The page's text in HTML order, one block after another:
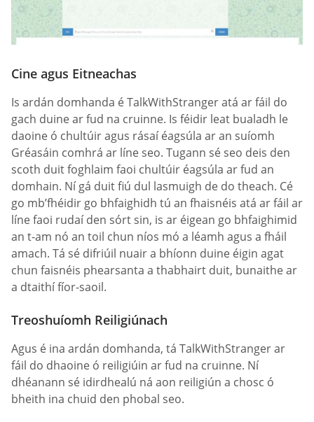
Cine agus Eitneachas
Is ardán domhanda é TalkWithStranger atá ar fáil do
gach duine ar fud na cruinne. Is féidir leat bualadh le
daoine ó chultúir agus rásaí éagsúla ar an suíomh
Gréasáin comhrá ar líne seo. Tugann sé seo deis den
scoth duit foghlaim faoi chultúir éagsúla ar fud an
domhain. Ní gá duit fiú dul lasmuigh de do theach. Cé
go mb’fhéidir go bhfaighidh tú an fhaisnéis atá ar fáil ar
líne faoi rudaí den sórt sin, is ar éigean go bhfaighimid
an t-am nó an toil chun níos mó a léamh agus a fháil
amach. Tá sé difriúil nuair a bhíonn duine éigin agat
chun faisnéis phearsanta a thabhairt duit, bunaithe ar
a dtaithí fíor-saoil.
Treoshuíomh Reiligiúnach
Agus é ina ardán domhanda, tá TalkWithStranger ar
fáil do dhaoine ó reiligiúin ar fud na cruinne. Ní
dhéanann sé idirdhealú ná aon reiligiún a chosc ó
bheith ina chuid den phobal seo.